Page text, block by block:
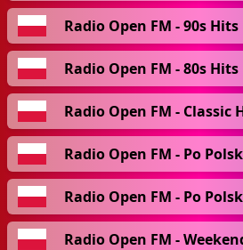
Radio Open FM - 90s Hits
Radio Open FM - 80s Hits
Radio Open FM - Classic
Radio Open FM - Po
Radio Open FM - Po
Radio Open FM -